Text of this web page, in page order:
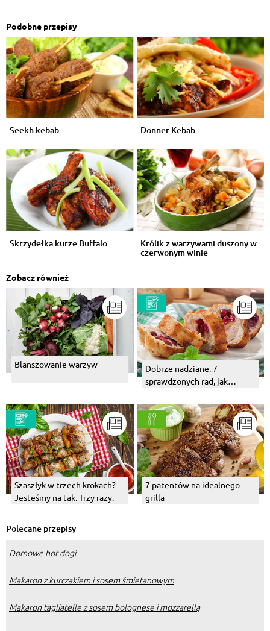
Podobne przepisy
Seekh kebab Donner Kebab
Skrzydełka kurze Buffalo Królik z warzywami duszony w
czerwonym winie
Zobacz również
Blanszowanie warzyw
Dobrze nadziane. 7
sprawdzonych rad, jak
Szaszłyk w trzech krokach?
Jesteśmy na tak. Trzy razy.
7 patentów na idealnego
grilla
Polecane przepisy
Domowe hot dogi
Makaron z kurczakiem i sosem śmietanowym
Makaron tagliatelle z sosem bolognese i mozzarellą